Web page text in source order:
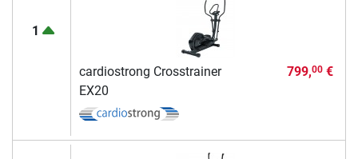
1
cardiostrong Crosstrainer
EX20
799,00€